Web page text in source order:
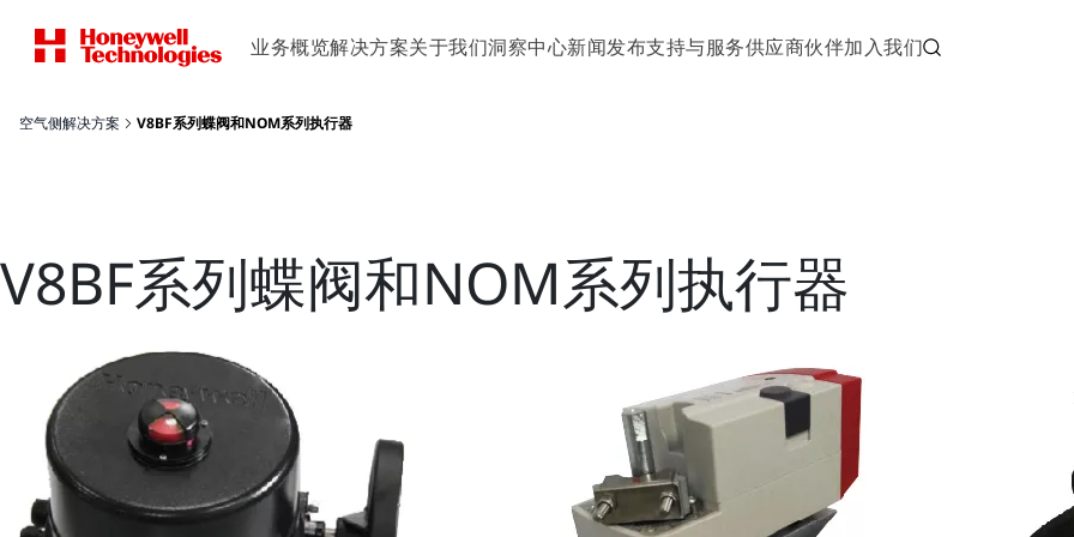
业务概览解决方案关于我们洞察中心新闻发布支持与服务供应商伙伴加入我们
空气侧解决方案 V8BF系列蝶阀和NOM系列执行器
V8BF系列蝶阀和NOM系列执行器